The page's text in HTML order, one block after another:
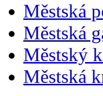
Městská
Městská
Městský
Městská